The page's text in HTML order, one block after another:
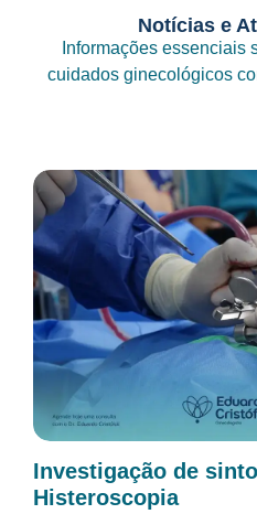
Notícias e
Informações essenciais
cuidados ginecológicos
Investigação de
Histeroscopia